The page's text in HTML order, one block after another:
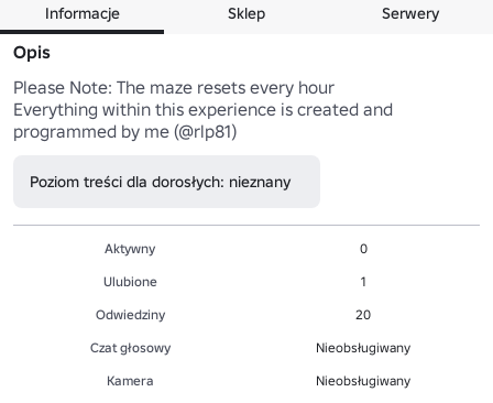
Informacje Sklep Serwery
Opis
Please Note: The maze resets every hour
Everything within this experience is created and
programmed by me (@rlp81)
Poziom treści dla dorosłych: nieznany
Aktywny
0
Ulubione
1
Odwiedziny
20
Czat głosowy
Nieobsługiwany
Kamera
Nieobsługiwany